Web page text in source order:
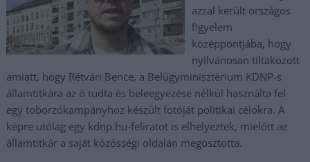
azzal került országos
figyelem
középpontjába, hogy
nyilvánosan tiltakozott
amiatt, hogy Rétvári Bence, a Belügyminisztérium KDNP-s
államtitkára az ő tudta és beleegyezése nélkül használta fel
egy toborzókampányhoz készült fotóját politikai célokra. A
képre utólag egy kdnp.hu-feliratot is elhelyeztek, mielőtt az
államtitkár a saját közösségi oldalán megosztotta.